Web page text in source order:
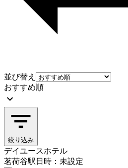
並び替え
おすすめ順
絞り込み
デイユースホテル
茗荷谷駅日時：未設定